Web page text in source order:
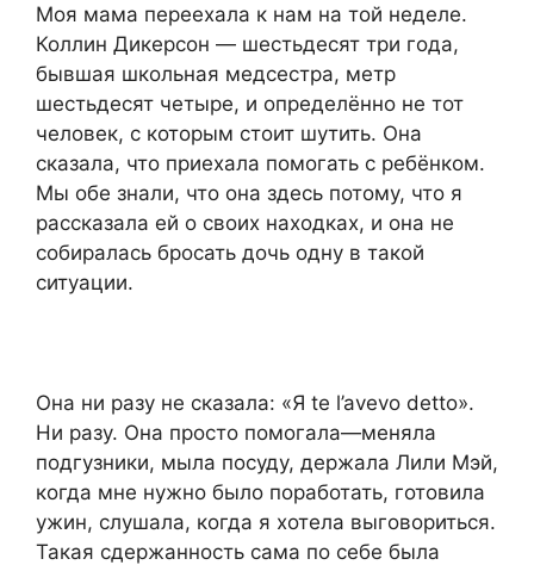
Моя мама переехала к нам на той неделе.
Коллин Дикерсон — шестьдесят три года,
бывшая школьная медсестра, метр
шестьдесят четыре, и определённо не тот
человек, с которым стоит шутить. Она
сказала, что приехала помогать с ребёнком.
Мы обе знали, что она здесь потому, что я
рассказала ей о своих находках, и она не
собиралась бросать дочь одну в такой
ситуации.
Она ни разу не сказала: «Я te l’avevo detto».
Ни разу. Она просто помогала—меняла
подгузники, мыла посуду, держала Лили Мэй,
когда мне нужно было поработать, готовила
ужин, слушала, когда я хотела выговориться.
Такая сдержанность сама по себе была